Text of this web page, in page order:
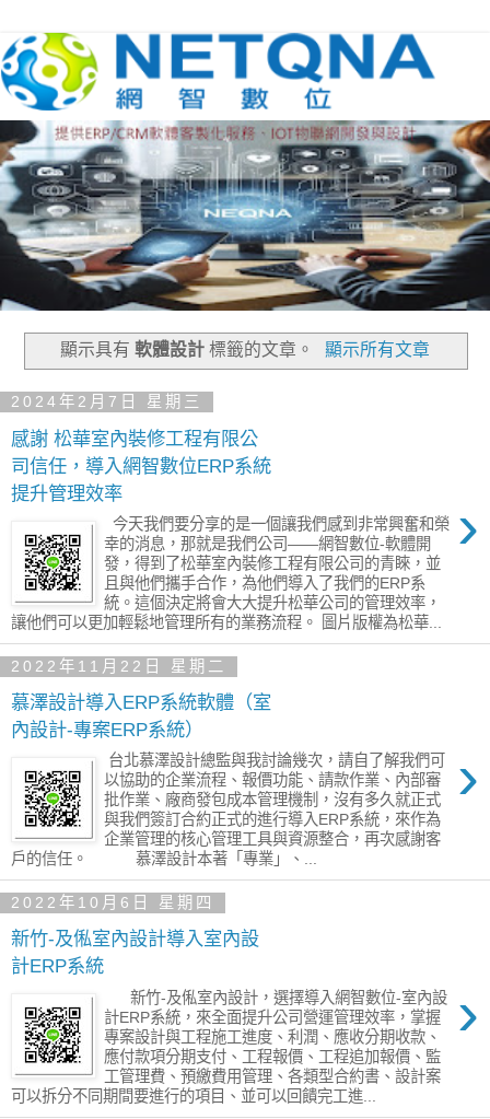
顯示具有 軟體設計標籤的文章。 顯示所有文章
2024年2月7日 星期三
感謝 松華室內裝修工程有限公
司信任，導入網智數位ERP系統
提升管理效率
›
今天我們要分享的是一個讓我們感到非常興奮和榮
幸的消息，那就是我們公司——網智數位-軟體開
發，得到了松華室內裝修工程有限公司的青睞，並
且與他們攜手合作，為他們導入了我們的ERP系
統。這個決定將會大大提升松華公司的管理效率，
讓他們可以更加輕鬆地管理所有的業務流程。 圖片版權為松華...
2022年11月22日 星期二
慕澤設計導入ERP系統軟體（室
內設計-專案ERP系統）
›
台北慕澤設計總監與我討論幾次，請自了解我們可
以協助的企業流程、報價功能、請款作業、內部審
批作業、廠商發包成本管理機制，沒有多久就正式
與我們簽訂合約正式的進行導入ERP系統，來作為
企業管理的核心管理工具與資源整合，再次感謝客
戶的信任。 慕澤設計本著「專業」、...
2022年10月6日 星期四
新竹-及俬室內設計導入室內設
計ERP系統
›
新竹-及俬室內設計，選擇導入網智數位-室內設
計ERP系統，來全面提升公司營運管理效率，掌握
專案設計與工程施工進度、利潤、應收分期收款、
應付款項分期支付、工程報價、工程追加報價、監
工管理費、預繳費用管理、各類型合約書、設計案
可以拆分不同期間要進行的項目、並可以回饋完工進...